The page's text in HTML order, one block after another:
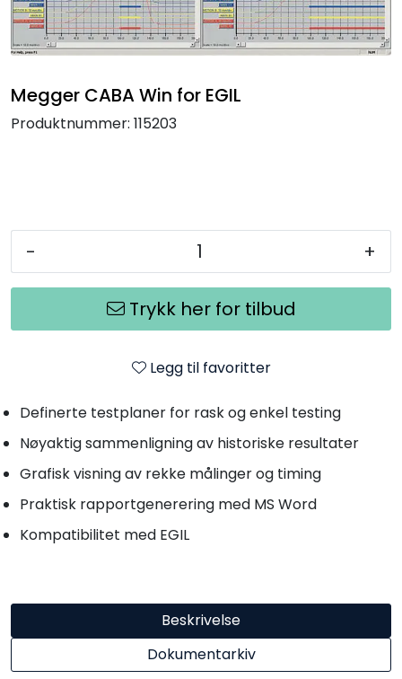
Megger CABA Win for EGIL
Produktnummer: 115203
- +
Trykk her for tilbud
Legg til favoritter
Definerte testplaner for rask og enkel testing
Nøyaktig sammenligning av historiske resultater
Grafisk visning av rekke målinger og timing
Praktisk rapportgenerering med MS Word
Kompatibilitet med EGIL
Beskrivelse
Dokumentarkiv
Termografi
Navigasjon & Kommunikasjon